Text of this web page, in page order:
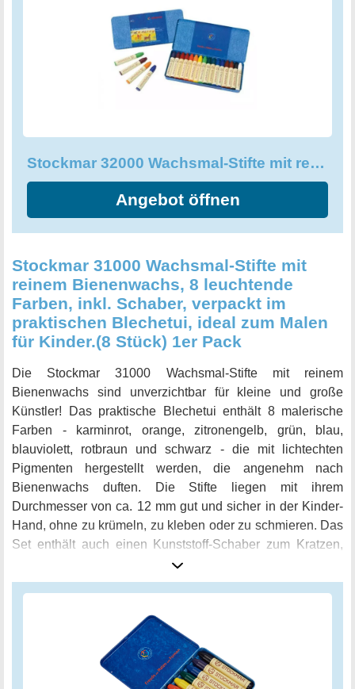
rotbraun, gelbbraun, schwarz und weiß. Das praktische
Blechetui schützt die Wachsmal-Stifte und hält sie
ordentlich und griffbereit. Die Stockmar 32000 Wachsmal-
Stifte werden in Deutschland mit natürlichem Bienen-
Wachs hergestellt und sind eine umweltfreundliche Wahl
und schaffen Sie Ihre eigenen Meisterwerke!
Stockmar 32000 Wachsmal-Stifte mit reinem Bienenwachs
Angebot öffnen
Stockmar 31000 Wachsmal-Stifte mit
reinem Bienenwachs, 8 leuchtende
Farben, inkl. Schaber, verpackt im
praktischen Blechetui, ideal zum Malen
für Kinder.(8 Stück) 1er Pack
Die Stockmar 31000 Wachsmal-Stifte mit reinem
Bienenwachs sind unverzichtbar für kleine und große
Künstler! Das praktische Blechetui enthält 8 malerische
Farben - karminrot, orange, zitronengelb, grün, blau,
blauviolett, rotbraun und schwarz - die mit lichtechten
Pigmenten hergestellt werden, die angenehm nach
Bienenwachs duften. Die Stifte liegen mit ihrem
Durchmesser von ca. 12 mm gut und sicher in der Kinder-
Hand, ohne zu krümeln, zu kleben oder zu schmieren. Das
Set enthält auch einen Kunststoff-Schaber zum Kratzen,
der den Bewegungsdrang junger Künstler optimal bedient.
Diese Wachsmalfarben sind mit reinem Bienen-Wachs
für alle, die auf Qualität und Sicherheit achten - und die
Freude am kreativen Malen wissen!